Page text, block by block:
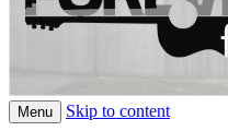
Menu Skip to content